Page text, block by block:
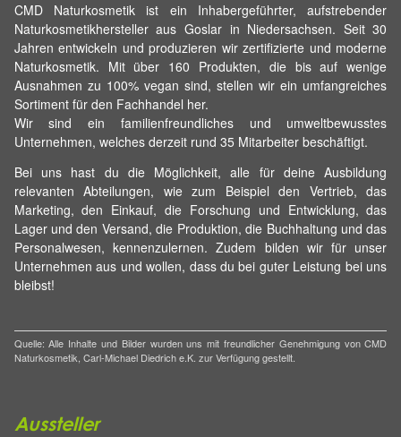
CMD Naturkosmetik ist ein Inhabergeführter, aufstrebender
Naturkosmetikhersteller aus Goslar in Niedersachsen. Seit 30
Jahren entwickeln und produzieren wir zertifizierte und moderne
Naturkosmetik. Mit über 160 Produkten, die bis auf wenige
Ausnahmen zu 100% vegan sind, stellen wir ein umfangreiches
Sortiment für den Fachhandel her.
Wir sind ein familienfreundliches und umweltbewusstes
Unternehmen, welches derzeit rund 35 Mitarbeiter beschäftigt.
Bei uns hast du die Möglichkeit, alle für deine Ausbildung
relevanten Abteilungen, wie zum Beispiel den Vertrieb, das
Marketing, den Einkauf, die Forschung und Entwicklung, das
Lager und den Versand, die Produktion, die Buchhaltung und das
Personalwesen, kennenzulernen. Zudem bilden wir für unser
Unternehmen aus und wollen, dass du bei guter Leistung bei uns
bleibst!
Quelle: Alle Inhalte und Bilder wurden uns mit freundlicher Genehmigung von CMD
Naturkosmetik, Carl-Michael Diedrich e.K. zur Verfügung gestellt.
Aussteller